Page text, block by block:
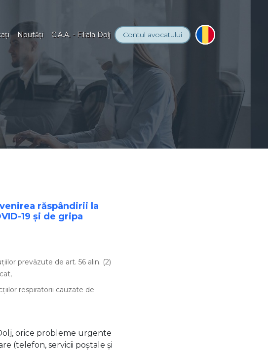
Noutăţi C.A.A. - Filiala Dolj Contul avocatului
răspândirii la
19 și de gripa
prevăzute de art. 56 alin. (2)
respiratorii cauzate de
orice probleme urgente
(telefon, servicii poștale și